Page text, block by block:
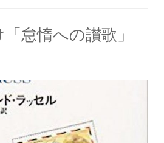
怠惰への讃歌」